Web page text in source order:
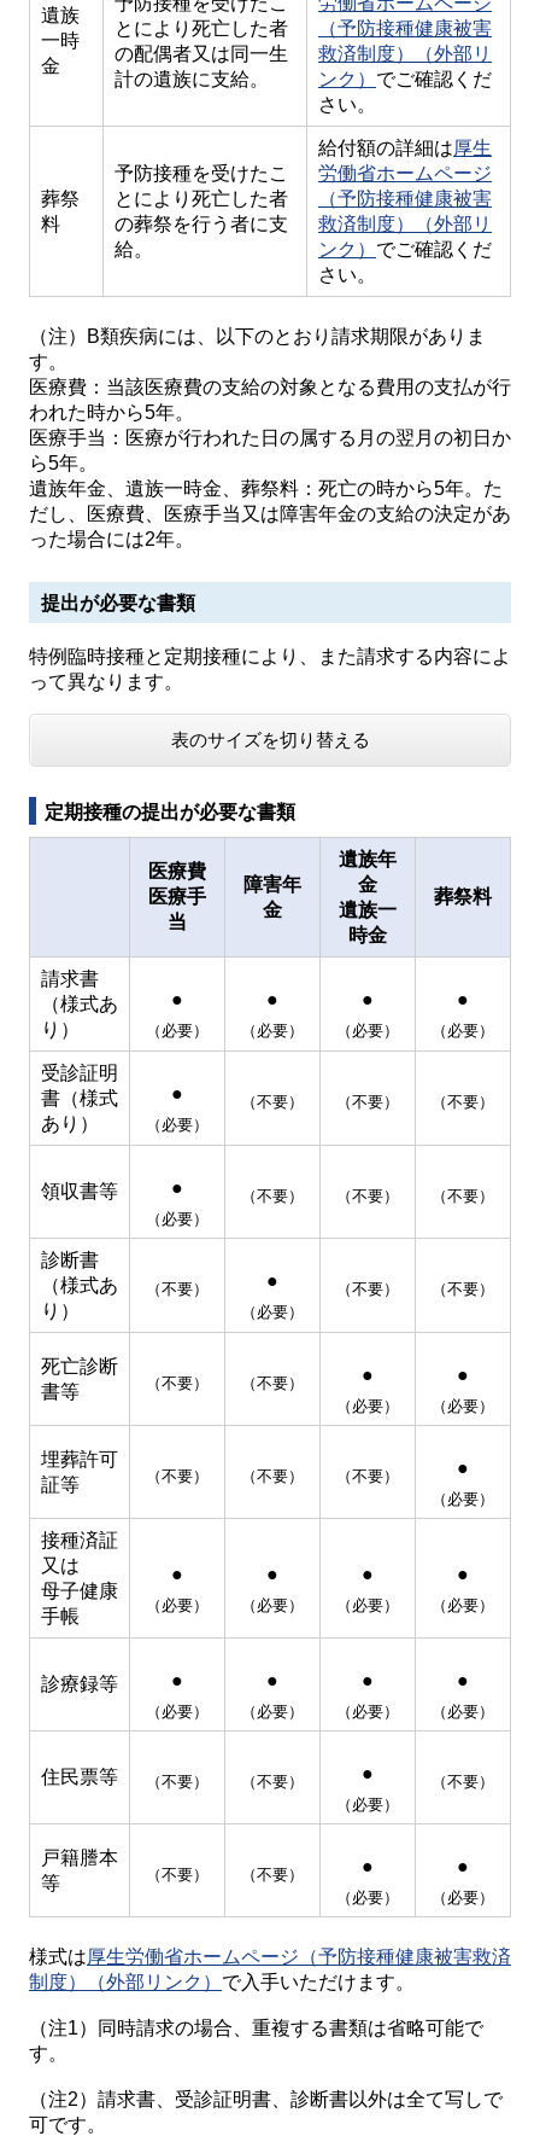
遺族
一時
金
とにより死亡した者
の配偶者又は同一生
計の遺族に支給。
（予防接種健康被害
救済制度）（外部リ
ンク） でご確認くだ
さい。
葬祭
料
予防接種を受けたこ
とにより死亡した者
の葬祭を行う者に支
給。
給付額の詳細は厚生
労働省ホームページ
（予防接種健康被害
救済制度）（外部リ
ンク） でご確認くだ
さい。
（注）B類疾病には、以下のとおり請求期限がありま
す。
医療費：当該医療費の支給の対象となる費用の支払が行
われた時から5年。
医療手当：医療が行われた日の属する月の翌月の初日か
ら5年。
遺族年金、遺族一時金、葬祭料：死亡の時から5年。た
だし、医療費、医療手当又は障害年金の支給の決定があ
った場合には2年。
提出が必要な書類
特例臨時接種と定期接種により、また請求する内容によ
って異なります。
表のサイズを切り替える
定期接種の提出が必要な書類
医療費
医療手
当
障害年
金
遺族年
金
遺族一
時金
葬祭料
請求書
（様式あ
り）
●
（必要）
●
（必要）
●
（必要）
●
（必要）
受診証明
書（様式
あり）
●
（必要）
（不要） （不要） （不要）
領収書等 ●
（必要）
（不要） （不要） （不要）
診断書
（様式あ
り）
（不要） ●
（必要）
（不要） （不要）
死亡診断
書等
（不要） （不要） ●
（必要）
●
（必要）
埋葬許可
証等
（不要） （不要） （不要） ●
（必要）
接種済証
又は
母子健康
手帳
●
（必要）
●
（必要）
●
（必要）
●
（必要）
診療録等 ●
（必要）
●
（必要）
●
（必要）
●
（必要）
住民票等 （不要） （不要） ●
（必要）
（不要）
戸籍謄本
等
（不要） （不要） ●
（必要）
●
（必要）
様式は厚生労働省ホームページ（予防接種健康被害救済
制度）（外部リンク） で入手いただけます。
（注1）同時請求の場合、重複する書類は省略可能で
す。
（注2）請求書、受診証明書、診断書以外は全て写しで
可です。